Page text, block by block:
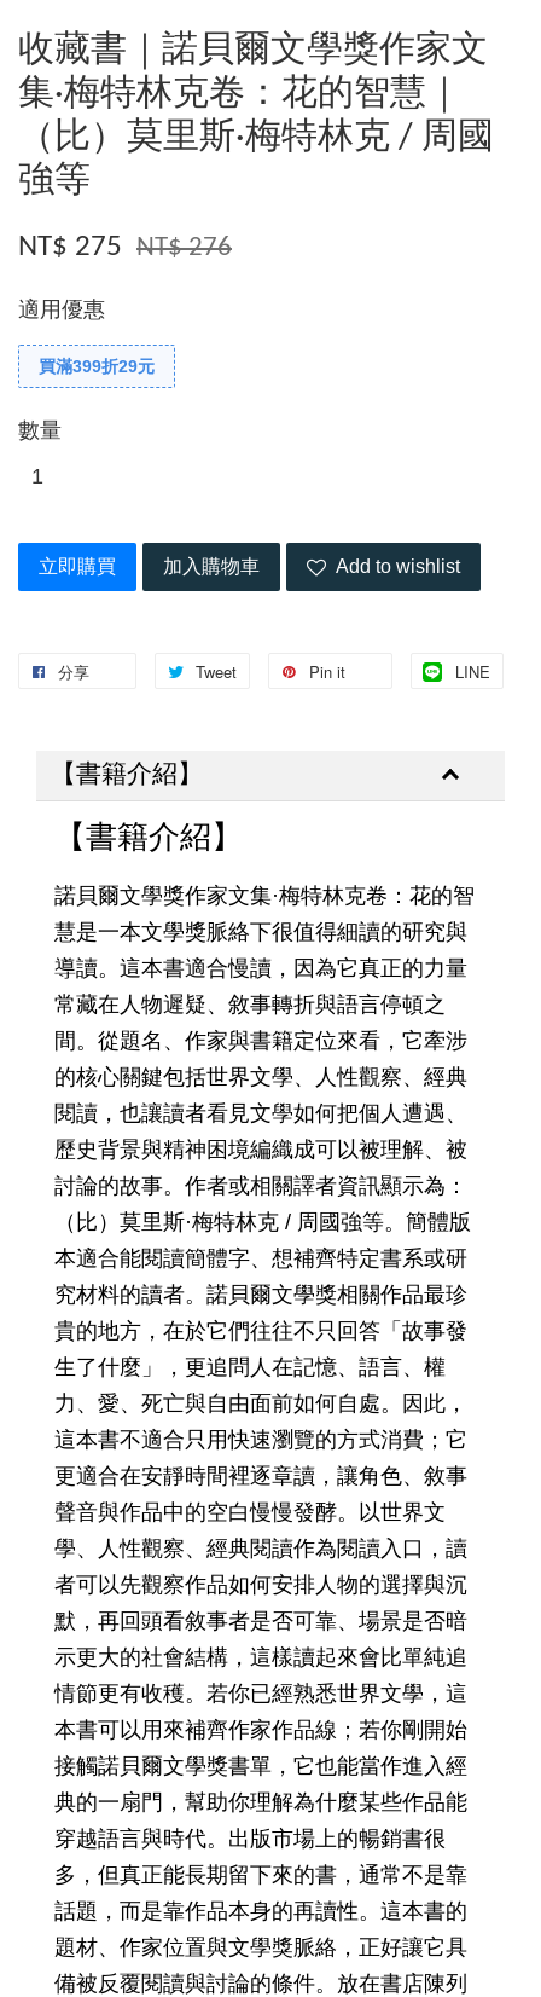
收藏書｜諾貝爾文學獎作家文
集·梅特林克卷：花的智慧｜
（比）莫里斯·梅特林克 / 周國
強等
NT$ 275 NT$ 276
適用優惠
買滿399折29元
數量
立即購買 加入購物車 Add to wishlist
分享 Tweet Pin it LINE
【書籍介紹】
【書籍介紹】
諾貝爾文學獎作家文集·梅特林克卷：花的智
慧是一本文學獎脈絡下很值得細讀的研究與
導讀。這本書適合慢讀，因為它真正的力量
常藏在人物遲疑、敘事轉折與語言停頓之
間。從題名、作家與書籍定位來看，它牽涉
的核心關鍵包括世界文學、人性觀察、經典
閱讀，也讓讀者看見文學如何把個人遭遇、
歷史背景與精神困境編織成可以被理解、被
討論的故事。作者或相關譯者資訊顯示為：
（比）莫里斯·梅特林克 / 周國強等。簡體版
本適合能閱讀簡體字、想補齊特定書系或研
究材料的讀者。諾貝爾文學獎相關作品最珍
貴的地方，在於它們往往不只回答「故事發
生了什麼」，更追問人在記憶、語言、權
力、愛、死亡與自由面前如何自處。因此，
這本書不適合只用快速瀏覽的方式消費；它
更適合在安靜時間裡逐章讀，讓角色、敘事
聲音與作品中的空白慢慢發酵。以世界文
學、人性觀察、經典閱讀作為閱讀入口，讀
者可以先觀察作品如何安排人物的選擇與沉
默，再回頭看敘事者是否可靠、場景是否暗
示更大的社會結構，這樣讀起來會比單純追
情節更有收穫。若你已經熟悉世界文學，這
本書可以用來補齊作家作品線；若你剛開始
接觸諾貝爾文學獎書單，它也能當作進入經
典的一扇門，幫助你理解為什麼某些作品能
穿越語言與時代。出版市場上的暢銷書很
多，但真正能長期留下來的書，通常不是靠
話題，而是靠作品本身的再讀性。這本書的
題材、作家位置與文學獎脈絡，正好讓它具
備被反覆閱讀與討論的條件。放在書店陳列